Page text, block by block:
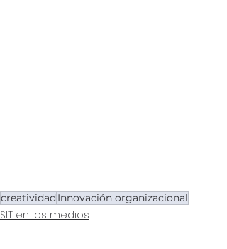
creatividad Innovación organizacional
SIT en los medios